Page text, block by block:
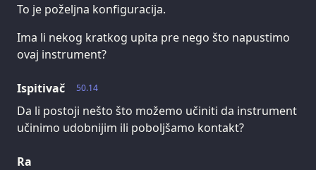
To je poželjna konfiguracija.
Ima li nekog kratkog upita pre nego što napustimo
ovaj instrument?
50.14
Ispitivač
Da li postoji nešto što možemo učiniti da instrument
učinimo udobnijim ili poboljšamo kontakt?
Ra